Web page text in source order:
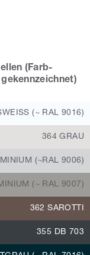
(Farb-
(~ RAL 9016)
364 GRAU
(~RAL 9006)
(~ RAL 9007)
362 SAROTTI
355 DB 703